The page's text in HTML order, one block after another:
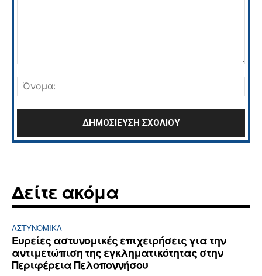
Δείτε ακόμα
ΑΣΤΥΝΟΜΙΚΆ
Ευρείες αστυνομικές επιχειρήσεις για την
αντιμετώπιση της εγκληματικότητας στην
Περιφέρεια Πελοποννήσου